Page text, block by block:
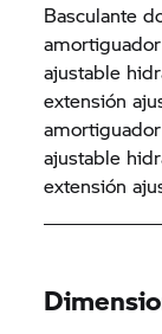
Basculante
ajustable
extensión
ajustable
extensión